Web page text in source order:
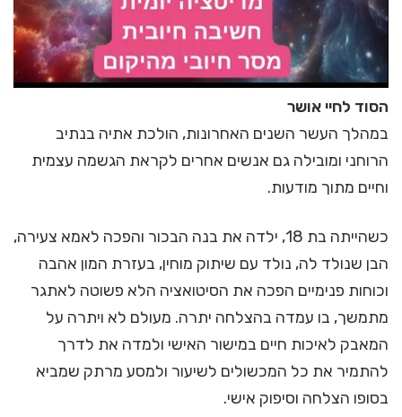
הסוד לחיי אושר
במהלך העשר השנים האחרונות, הולכת אתיה בנתיב
הרוחני ומובילה גם אנשים אחרים לקראת הגשמה עצמית
וחיים מתוך מודעות.
כשהייתה בת 18, ילדה את בנה הבכור והפכה לאמא צעירה,
הבן שנולד לה, נולד עם שיתוק מוחין, בעזרת המון אהבה
וכוחות פנימיים הפכה את הסיטואציה הלא פשוטה לאתגר
מתמשך, בו עמדה בהצלחה יתרה. מעולם לא ויתרה על
המאבק לאיכות חיים במישור האישי ולמדה את לדרך
להתמיר את כל המכשולים לשיעור ולמסע מרתק שמביא
בסופו הצלחה וסיפוק אישי.